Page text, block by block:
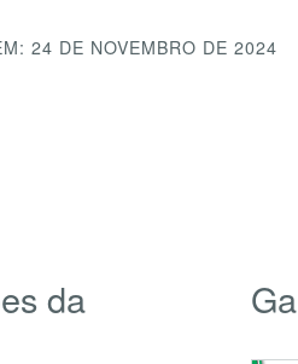
24 DE NOVEMBRO DE 2024
da